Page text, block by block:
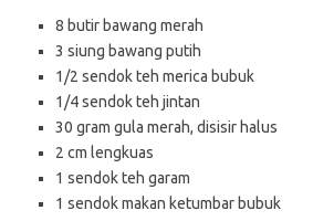
8 butir bawang merah
3 siung bawang putih
1/2 sendok teh merica bubuk
1/4 sendok teh jintan
30 gram gula merah, disisir halus
2 cm lengkuas
1 sendok teh garam
1 sendok makan ketumbar bubuk